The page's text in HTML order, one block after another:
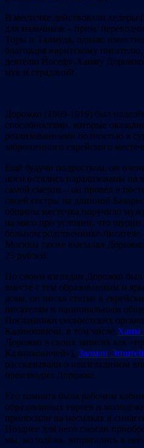
В местечке действовали хедеры
для мальчиков – прим.
Торы и Талмуда, однако
благодаря ивритскому
деятелю Йосефу-Хаиму
мук и страданий.
Дорожко (1869-1919) был
способностями, которые
реализованными полностью в
заброшенного еврейского
Ещё будучи подростком, он
ноги остались парализованы
самой смерти – он провёл в
своей сестры на длинной
общины местечка поручило
на мясо при условии, что шурин
больном родственнике-
Москвы также высылал Дорожко
25 рублей.
По своим взглядам Дорожко
вместе с тем образованным и
дома, он писал статьи в
писателям и национальным
Посланники сионистских
Калинковичи, в том числе Хаим
Дорожко в своих записях как
Калинковичей»), Залман
рассказывали о неизгладимом
производил Дорожко.
Его комната была рабочим
образованных евреев и
приносили на носилках в
Позднее для него смогли
мы, молодёжь, запрягались в